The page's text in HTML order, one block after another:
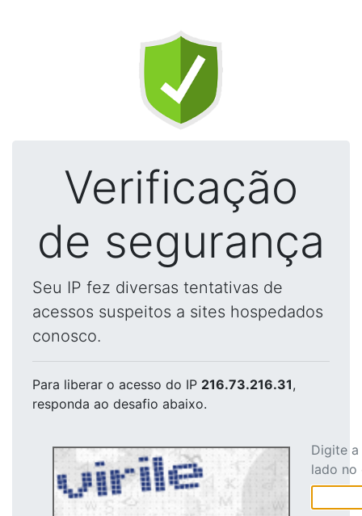
Verificação
de segurança
Seu IP fez diversas tentativas de
acessos suspeitos a sites hospedados
conosco.
Para liberar o acesso do IP 216.73.216.31,
responda ao desafio abaixo.
Digite
lado no